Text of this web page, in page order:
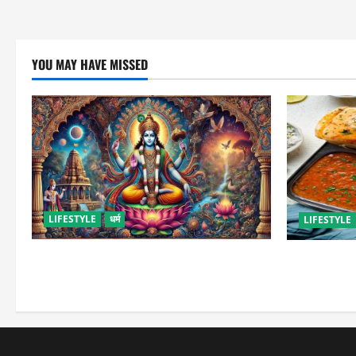
YOU MAY HAVE MISSED
LIFESTYLE धर्म LIFESTYLE